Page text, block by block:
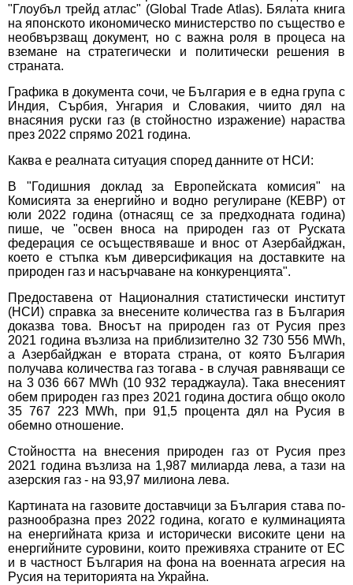
"Глоубъл трейд атлас" (Global Trade Atlas). Бялата книга
на японското икономическо министерство по същество е
необвързващ документ, но с важна роля в процеса на
вземане на стратегически и политически решения в
страната.
Графика в документа сочи, че България е в една група с
Индия, Сърбия, Унгария и Словакия, чиито дял на
внасяния руски газ (в стойностно изражение) нараства
през 2022 спрямо 2021 година.
Каква е реалната ситуация според данните от НСИ:
В "Годишния доклад за Европейската комисия" на
Комисията за енергийно и водно регулиране (КЕВР) от
юли 2022 година (отнасящ се за предходната година)
пише, че "освен вноса на природен газ от Руската
федерация се осъществяваше и внос от Азербайджан,
което е стъпка към диверсификация на доставките на
природен газ и насърчаване на конкуренцията".
Предоставена от Националния статистически институт
(НСИ) справка за внесените количества газ в България
доказва това. Вносът на природен газ от Русия през
2021 година възлиза на приблизително 32 730 556 MWh,
а Азербайджан е втората страна, от която България
получава количества газ тогава - в случая равняващи се
на 3 036 667 MWh (10 932 тераджаула). Така внесеният
обем природен газ през 2021 година достига общо около
35 767 223 MWh, при 91,5 процента дял на Русия в
обемно отношение.
Стойността на внесения природен газ от Русия през
2021 година възлиза на 1,987 милиарда лева, а тази на
азерския газ - на 93,97 милиона лева.
Картината на газовите доставчици за България става по-
разнообразна през 2022 година, когато е кулминацията
на енергийната криза и исторически високите цени на
енергийните суровини, които преживяха страните от ЕС
и в частност България на фона на военната агресия на
Русия на територията на Украйна.